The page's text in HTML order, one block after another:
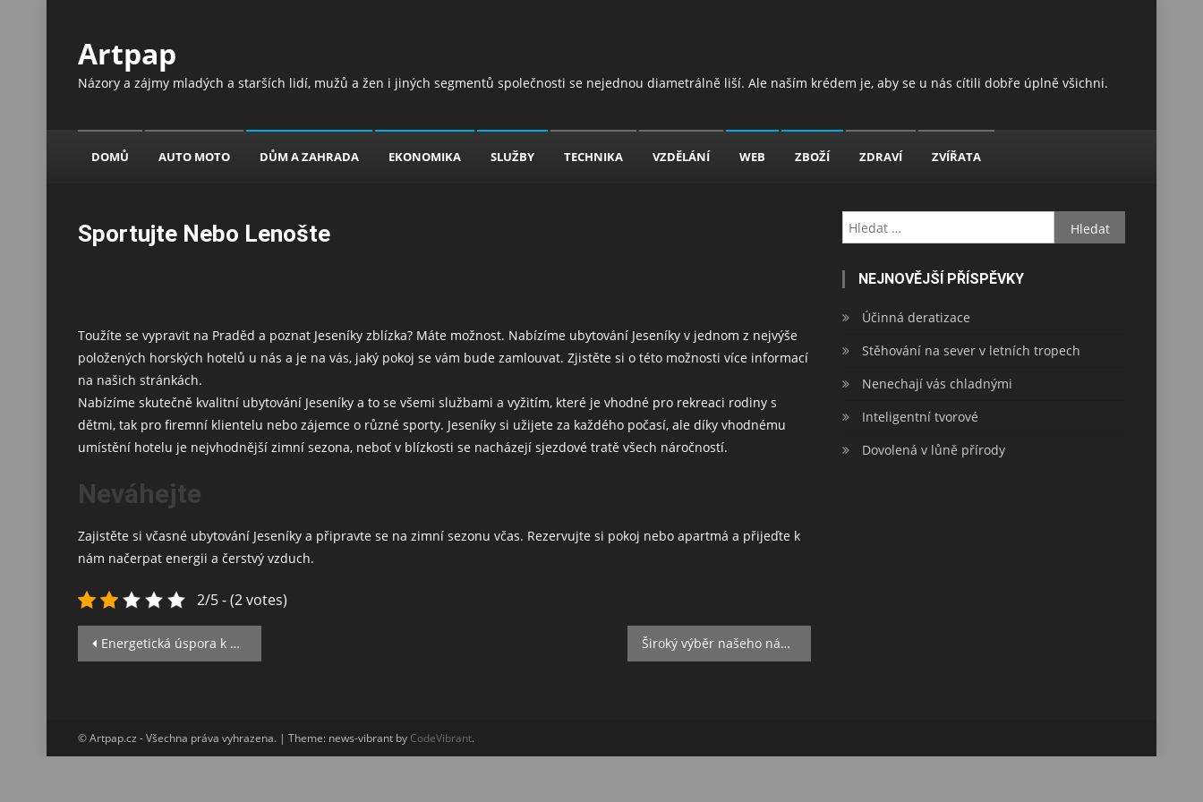
Artpap
Názory a zájmy mladých a starších lidí, mužů a žen i jiných segmentů společnosti se nejednou diametrálně liší. Ale naším krédem je, aby se u nás cítili dobře úplně všichni.
DOMŮ AUTO MOTO DŮM A ZAHRADA EKONOMIKA SLUŽBY TECHNIKA VZDĚLÁNÍ WEB ZBOŽÍ ZDRAVÍ ZVÍŘATA
Sportujte Nebo Lenošte
Toužíte se vypravit na Praděd a poznat Jeseníky zblízka? Máte možnost. Nabízíme ubytování Jeseníky v jednom z nejvýše
položených horských hotelů u nás a je na vás, jaký pokoj se vám bude zamlouvat. Zjistěte si o této možnosti více informací
na našich stránkách.
Nabízíme skutečně kvalitní ubytování Jeseníky a to se všemi službami a vyžitím, které je vhodné pro rekreaci rodiny s
dětmi, tak pro firemní klientelu nebo zájemce o různé sporty. Jeseníky si užijete za každého počasí, ale díky vhodnému
umístění hotelu je nejvhodnější zimní sezona, neboť v blízkosti se nacházejí sjezdové tratě všech náročností.
Neváhejte
Zajistěte si včasné ubytování Jeseníky a připravte se na zimní sezonu včas. Rezervujte si pokoj nebo apartmá a přijeďte k
nám načerpat energii a čerstvý vzduch.
2/5 - (2 votes)
Navigace
Energetická úspora k nezaplacení Široký výběr našeho nábytkového osvětlení
Vyhledávání
NEJNOVĚJŠÍ PŘÍSPĚVKY
Účinná deratizace
Stěhování na sever v letních tropech
Nenechají vás chladnými
Inteligentní tvorové
Dovolená v lůně přírody
© Artpap.cz - Všechna práva vyhrazena. | Theme: news-vibrant by CodeVibrant.